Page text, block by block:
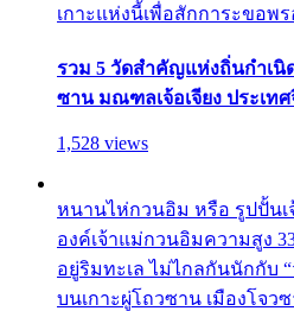
เกาะแห่งนี้เพื่อสักการะขอพ
รวม 5 วัดสำคัญแห่งถิ่นกำเนิ
ซาน มณฑลเจ้อเจียง ประเท
1,528 views
หนานไห่กวนอิม หรือ รูปปั้นเ
องค์เจ้าแม่กวนอิมความสูง
อยู่ริมทะเล ไม่ไกลกันนักกับ
บนเกาะผู่โถวซาน เมืองโจว